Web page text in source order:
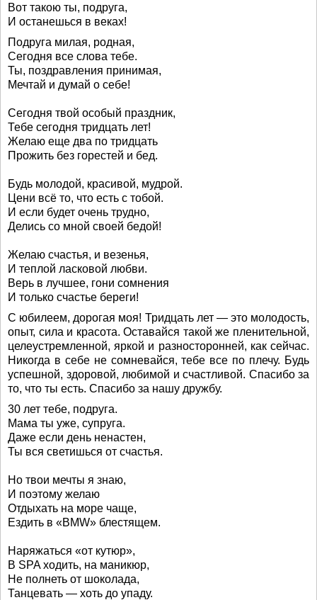
Вот такою ты, подруга,
И останешься в веках!
Подруга милая, родная,
Сегодня все слова тебе.
Ты, поздравления принимая,
Мечтай и думай о себе!
Сегодня твой особый праздник,
Тебе сегодня тридцать лет!
Желаю еще два по тридцать
Прожить без горестей и бед.
Будь молодой, красивой, мудрой.
Цени всё то, что есть с тобой.
И если будет очень трудно,
Делись со мной своей бедой!
Желаю счастья, и везенья,
И теплой ласковой любви.
Верь в лучшее, гони сомнения
И только счастье береги!
С юбилеем, дорогая моя! Тридцать лет — это молодость,
опыт, сила и красота. Оставайся такой же пленительной,
целеустремленной, яркой и разносторонней, как сейчас.
Никогда в себе не сомневайся, тебе все по плечу. Будь
успешной, здоровой, любимой и счастливой. Спасибо за
то, что ты есть. Спасибо за нашу дружбу.
30 лет тебе, подруга.
Мама ты уже, супруга.
Даже если день ненастен,
Ты вся светишься от счастья.
Но твои мечты я знаю,
И поэтому желаю
Отдыхать на море чаще,
Ездить в «BMW» блестящем.
Наряжаться «от кутюр»,
В SPA ходить, на маникюр,
Не полнеть от шоколада,
Танцевать — хоть до упаду.